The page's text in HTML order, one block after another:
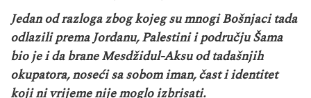
Jedan od razloga zbog kojeg su mnogi Bošnjaci tada
odlazili prema Jordanu, Palestini i području Šama
bio je i da brane Mesdžidul-Aksu od tadašnjih
okupatora, noseći sa sobom iman, čast i identitet
koji ni vrijeme nije moglo izbrisati.